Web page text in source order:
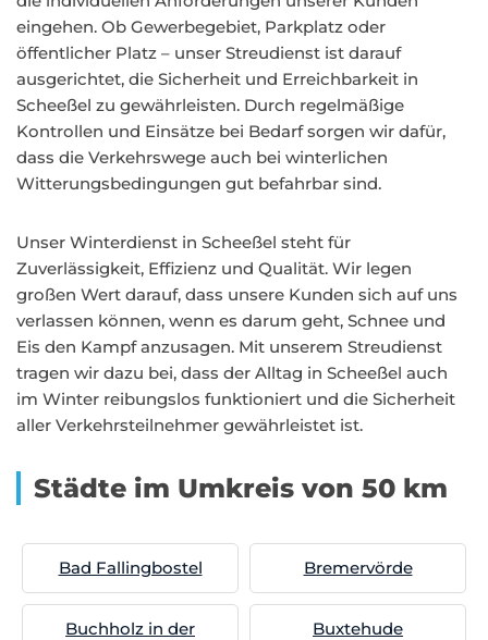
eingehen. Ob Gewerbegebiet, Parkplatz oder
öffentlicher Platz – unser Streudienst ist darauf
ausgerichtet, die Sicherheit und Erreichbarkeit in
Scheeßel zu gewährleisten. Durch regelmäßige
Kontrollen und Einsätze bei Bedarf sorgen wir dafür,
dass die Verkehrswege auch bei winterlichen
Witterungsbedingungen gut befahrbar sind.
Unser Winterdienst in Scheeßel steht für
Zuverlässigkeit, Effizienz und Qualität. Wir legen
großen Wert darauf, dass unsere Kunden sich auf uns
verlassen können, wenn es darum geht, Schnee und
Eis den Kampf anzusagen. Mit unserem Streudienst
tragen wir dazu bei, dass der Alltag in Scheeßel auch
im Winter reibungslos funktioniert und die Sicherheit
aller Verkehrsteilnehmer gewährleistet ist.
Städte im Umkreis von 50 km
Bad Fallingbostel Bremervörde
Buchholz in der
Buxtehude